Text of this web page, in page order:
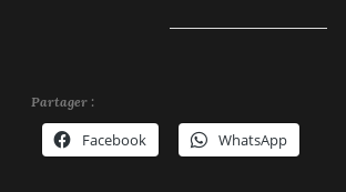
Partager :
Facebook WhatsApp